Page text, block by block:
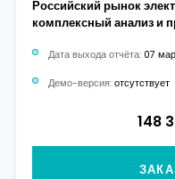
Российский рынок
комплексный анализ и
Дата выхода отчёта: 07
Демо-версия: отсутствует
148